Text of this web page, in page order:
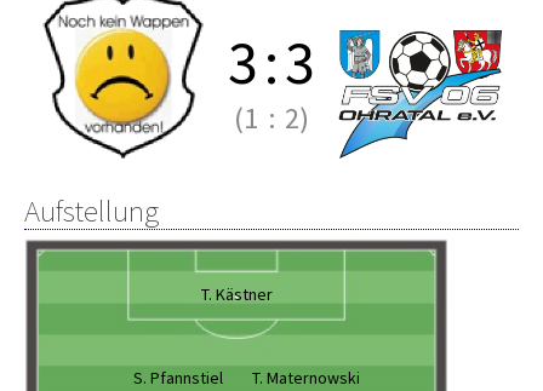
3:3
(1 : 2)
Aufstellung
T. Kästner
S. Pfannstiel
T. Maternowski